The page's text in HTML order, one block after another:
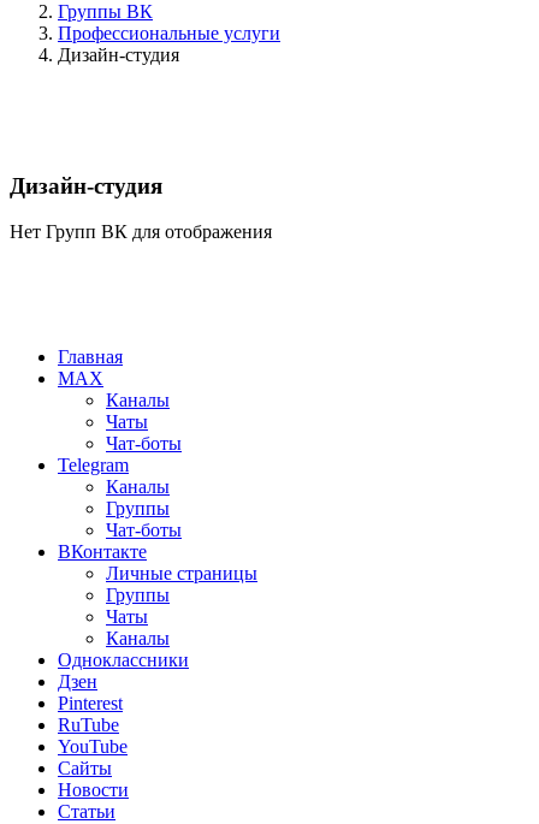
Группы ВК
Профессиональные услуги
Дизайн-студия
Дизайн-студия
Нет Групп ВК для отображения
Главная
MAX
Каналы
Чаты
Чат-боты
Telegram
Каналы
Группы
Чат-боты
ВКонтакте
Личные страницы
Группы
Чаты
Каналы
Одноклассники
Дзен
Pinterest
RuTube
YouTube
Сайты
Новости
Статьи